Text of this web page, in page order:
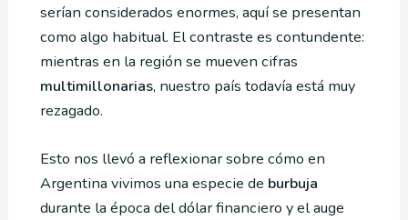
serían considerados enormes, aquí se presentan
como algo habitual. El contraste es contundente:
mientras en la región se mueven cifras
multimillonarias, nuestro país todavía está muy
rezagado.
Esto nos llevó a reflexionar sobre cómo en
Argentina vivimos una especie de burbuja
durante la época del dólar financiero y el auge